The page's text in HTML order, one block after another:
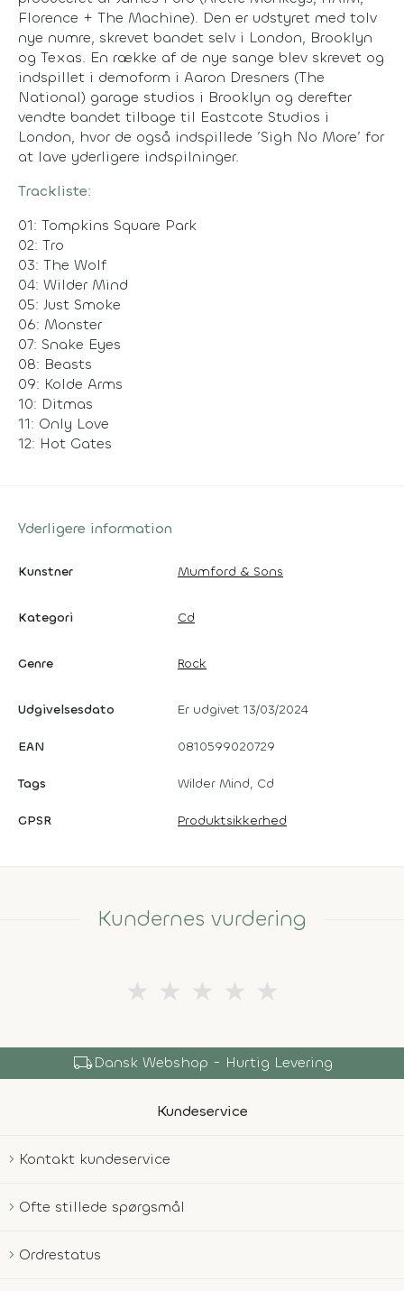
Florence + The Machine). Den er udstyret med tolv
nye numre, skrevet bandet selv i London, Brooklyn
og Texas. En række af de nye sange blev skrevet og
indspillet i demoform i Aaron Dresners (The
National) garage studios i Brooklyn og derefter
vendte bandet tilbage til Eastcote Studios i
London, hvor de også indspillede ’Sigh No More’ for
at lave yderligere indspilninger.
Trackliste:
01: Tompkins Square Park
02: Tro
03: The Wolf
04: Wilder Mind
05: Just Smoke
06: Monster
07: Snake Eyes
08: Beasts
09: Kolde Arms
10: Ditmas
11: Only Love
12: Hot Gates
Yderligere information
Kunstner Mumford & Sons
Kategori Cd
Genre Rock
Udgivelsesdato Er udgivet 13/03/2024
EAN 0810599020729
Tags Wilder Mind, Cd
GPSR Produktsikkerhed
Kundernes vurdering
★ ★ ★ ★ ★
local_shippingDansk Webshop - Hurtig Levering
Kundeservice
Kontakt kundeservice
Ofte stillede spørgsmål
Ordrestatus